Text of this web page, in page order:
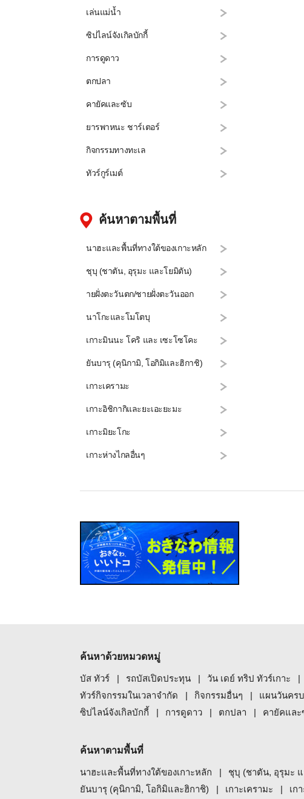
เล่นแม่น้ำ
ซิปไลน์จังเกิลบักกี้
การดูดาว
ตกปลา
คายัคและซับ
ยารพาหนะ ชาร์เตอร์
กิจกรรมทางทะเล
ทัวร์กูร์เมต์
ค้นหาตามพื้นที่
นาฮะและพื้นที่ทางใต้ของเกาะหลัก
ชุบุ (ชาตัน, อุรุมะ และโยมิตัน)
ายฝั่งตะวันตก/ชายฝั่งตะวันออก
นาโกะและโมโตบุ
เกาะมินนะ โคริ และ เซะโซโคะ
ยันบารุ (คุนิกามิ, โอกิมิและฮิกาชิ)
เกาะเครามะ
เกาะอิชิกากิและยะเอะยะมะ
เกาะมิยะโกะ
เกาะห่างไกลอื่นๆ
ค้นหาด้วยหมวดหมู่
บัส ทัวร์ รถบัสเปิดประทุน วัน เดย์ ทริป ทัวร์เกาะ
ทัวร์กิจกรรมในเวลาจำกัด
กิจกรรมอื่นๆ แผนวันคร
ซิปไลน์จังเกิลบักกี้
การดูดาว ตกปลา คายัคและ
ค้นหาตามพื้นที่
นาฮะและพื้นที่ทางใต้ของเกาะหลัก ชุบุ (ชาตัน, อุรุมะ
ยันบารุ (คุนิกามิ, โอกิมิและฮิกาชิ)
เกาะเครามะ เก